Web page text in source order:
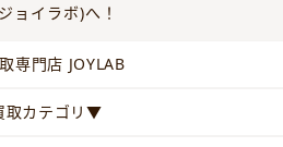
ョイラボ)へ！
専門店 JOYLAB
カテゴリ▼